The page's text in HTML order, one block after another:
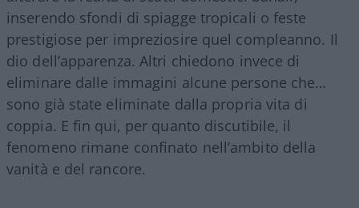
inserendo sfondi di spiagge tropicali o feste
prestigiose per impreziosire quel compleanno. Il
dio dell’apparenza. Altri chiedono invece di
eliminare dalle immagini alcune persone che…
sono già state eliminate dalla propria vita di
coppia. E fin qui, per quanto discutibile, il
fenomeno rimane confinato nell’ambito della
vanità e del rancore.